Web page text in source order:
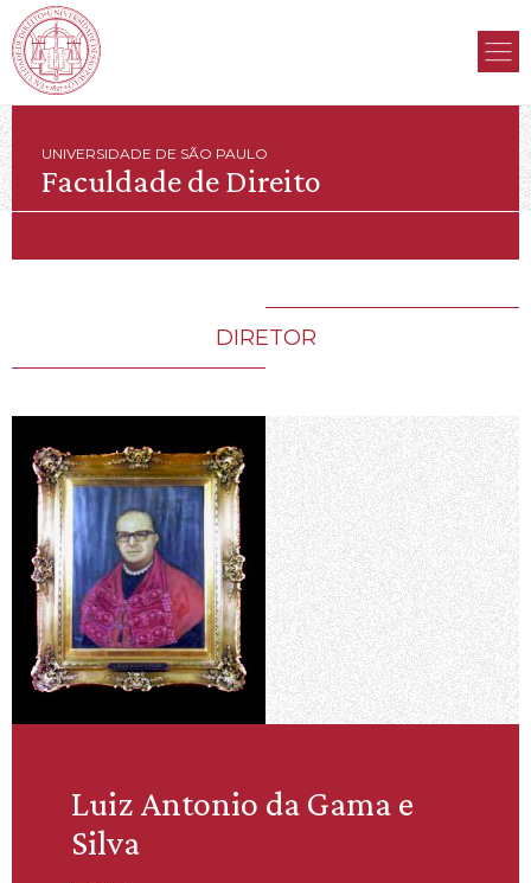
UNIVERSIDADE DE SÃO PAULO
Faculdade de Direito
DIRETOR
Luiz Antonio da Gama e
Silva